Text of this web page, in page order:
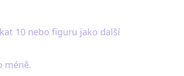
10 nebo figuru jako další
méně.